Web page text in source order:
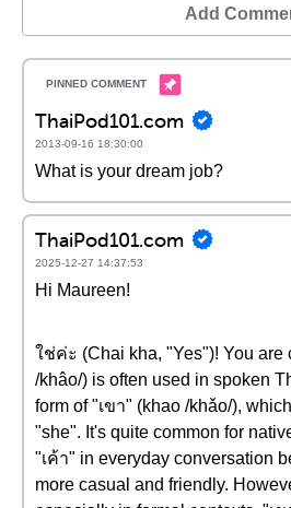
Add
ThaiPod101.com
2013-09-16 18:30:00
What is your dream job?
ThaiPod101.com
2025-12-27 14:37:53
Hi Maureen!
ใช่ค่ะ (Chai kha, "Yes")! You are
/khâo/) is often used in spoken
form of "เขา" (khao /khǎo/),
"she". It's quite common for
"เค้า" in everyday conversation
more casual and friendly.